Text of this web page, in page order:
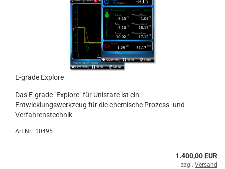
E-grade Explore
Das E-grade "Explore" für Unistate ist ein
Entwicklungswerkzeug für die chemische Prozess- und
Verfahrenstechnik
Art.Nr.: 10495
1.400,00 EUR
zzgl. Versand